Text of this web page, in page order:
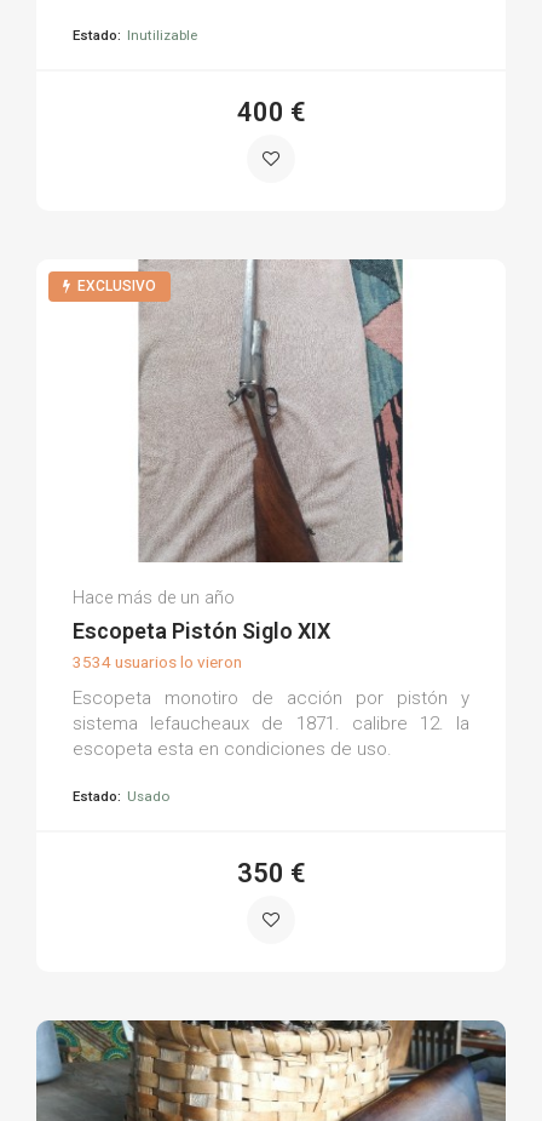
Estado: Inutilizable
400 €
EXCLUSIVO
Jesus C.
(0)
Hace más de un año
Escopeta Pistón Siglo XIX
3534 usuarios lo vieron
Escopeta monotiro de acción por pistón y
sistema lefaucheaux de 1871. calibre 12. la
escopeta esta en condiciones de uso.
Estado: Usado
350 €